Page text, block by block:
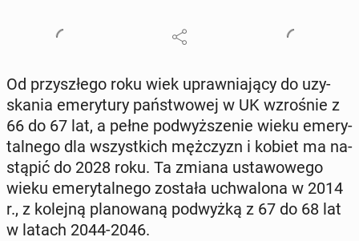
Od przy­szłe­go roku wiek upraw­nia­ją­cy do uzy­
ska­nia eme­ry­tu­ry pań­stwo­wej w UK wzro­śnie z
66 do 67 lat, a pełne pod­wyż­sze­nie wieku eme­ry­
tal­ne­go dla wszyst­kich męż­czyzn i kobiet ma na­
stą­pić do 2028 roku. Ta zmiana usta­wo­we­go
wieku eme­ry­tal­ne­go została uchwa­lo­na w 2014
r., z kolejną pla­no­wa­ną pod­wyż­ką z 67 do 68 lat
w latach 2044-2046.